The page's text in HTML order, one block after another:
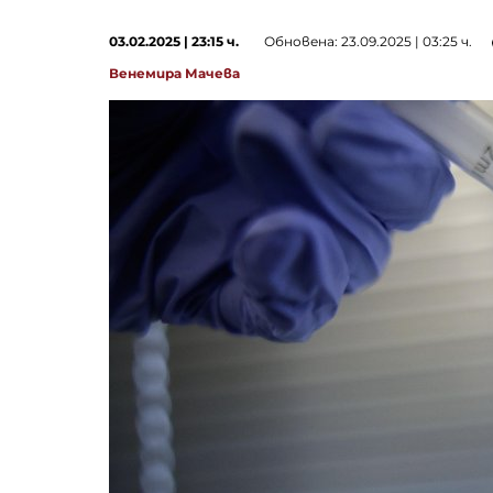
03.02.2025 | 23:15 ч.
Обновена: 23.09.2025 | 03:25 ч.
Венемира Мачева